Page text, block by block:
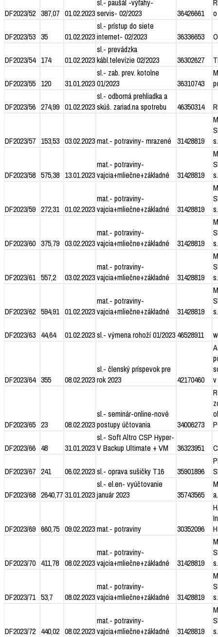
DF2023/52 387,07 01.02.2023
sl.- paušál -výťahy-
servis- 02/2023
36426661
o
DF2023/53 35 01.02.2023
sl.- prístup do siete
internet- 02/2023
36336653
DF2023/54 174 01.02.2023
sl.- prevádzka
kábl.televízie 02/2023
36302627
DF2023/55 120 31.01.2023
sl.- zab. prev. kotolne
01/2023
36310743
DF2023/56 274,99 01.02.2023
sl.- odborná prehliadka a
skúš. zariad.na spotrebu
46350314
DF2023/57 153,53 03.02.2023mat.- potraviny- mrazené 31428819
DF2023/58 575,38 13.01.2023
mat.- potraviny-
vajcia+mliečne+základné
31428819
DF2023/59 272,31 01.02.2023
mat.- potraviny-
vajcia+mliečne+základné
31428819
DF2023/60 375,79 03.02.2023
mat.- potraviny-
vajcia+mliečne+základné
31428819
DF2023/61 557,2 03.02.2023
mat.- potraviny-
vajcia+mliečne+základné
31428819
DF2023/62 594,91 01.02.2023
mat.- potraviny-
vajcia+mliečne+základné
31428819
DF2023/63 44,64 01.02.2023sl.- výmena rohoží 01/2023 46528911
DF2023/64 355 08.02.2023
sl.- členský príspevok pre
rok 2023
42170460
DF2023/65 23 08.02.2023
sl.- seminár-online-nové
postupy účtovania
34006273
DF2023/66 48 31.01.2023
sl.- Soft Altro CSP Hyper-
V Backup Ultimate + VM
36323951
DF2023/67 241 06.02.2023sl.- oprava sušičky T16 35901896
DF2023/68 2640,7731.01.2023
sl.- el.en- vyúčtovanie
január 2023
35743565
DF2023/69 660,75 09.02.2023mat.- potraviny 30352096
DF2023/70 411,78 08.02.2023
mat.- potraviny-
vajcia+mliečne+základné
31428819
DF2023/71 53,7 08.02.2023
mat.- potraviny-
vajcia+mliečne+základné
31428819
DF2023/72 440,02 08.02.2023
mat.- potraviny-
vajcia+mliečne+základné
31428819